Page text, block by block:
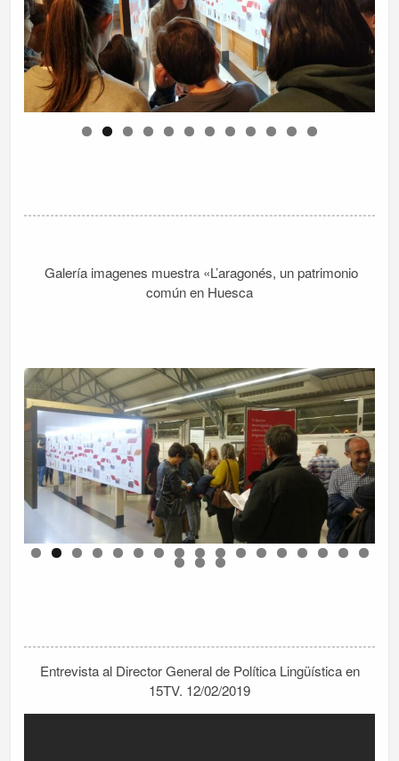
Galería imagenes muestra «L’aragonés, un patrimonio
común en Huesca
Entrevista al Director General de Política Lingüística en
15TV. 12/02/2019